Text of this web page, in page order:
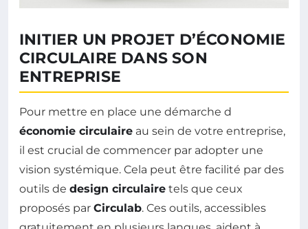
INITIER UN PROJET D’ÉCONOMIE
CIRCULAIRE DANS SON
ENTREPRISE
Pour mettre en place une démarche d
économie circulaire au sein de votre entreprise,
il est crucial de commencer par adopter une
vision systémique. Cela peut être facilité par des
outils de design circulaire tels que ceux
proposés par Circulab. Ces outils, accessibles